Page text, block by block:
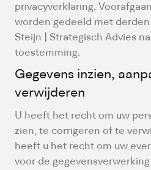
privacyverklaring.
worden gedeeld met
Steijn | Strategisch Advies
toestemming.
Gegevens inzien,
verwijderen
U heeft het recht om uw
zien, te corrigeren of te
heeft u het recht om uw
voor de